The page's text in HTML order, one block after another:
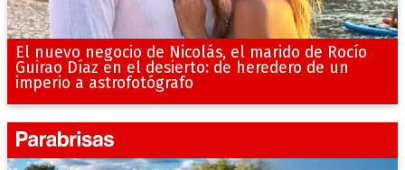
El nuevo negocio de Nicolás, el marido de Rocío
Guirao Díaz en el desierto: de heredero de un
imperio a astrofotógrafo